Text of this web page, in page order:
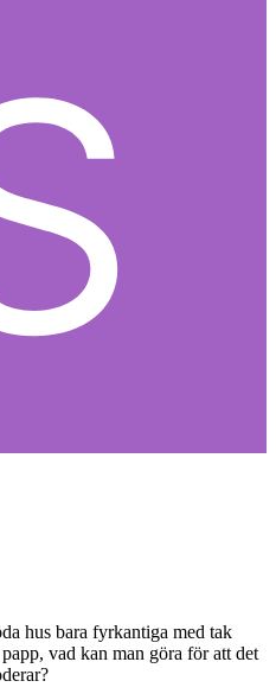
hus bara fyrkantiga med tak
vad kan man göra för att det